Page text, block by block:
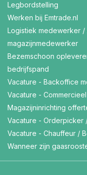
Legbordstelling
Werken bij Emtrade.nl
Logistiek medewerker /
magazijnmedewerker
Bezemschoon
bedrijfspand
Vacature - Backoffice
Vacature -
Magazijninrichting
Vacature - Orderpicker
Vacature - Chauffeur /
Wanneer zijn